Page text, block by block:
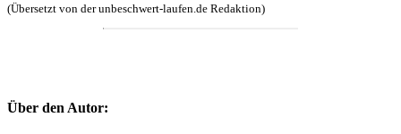
(Übersetzt von der unbeschwert-laufen.de Redaktion)
Über den Autor: